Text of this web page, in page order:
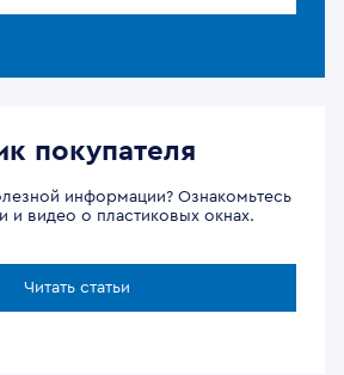
покупателя
информации? Ознакомьтесь
и видео о пластиковых окнах.
Читать статьи